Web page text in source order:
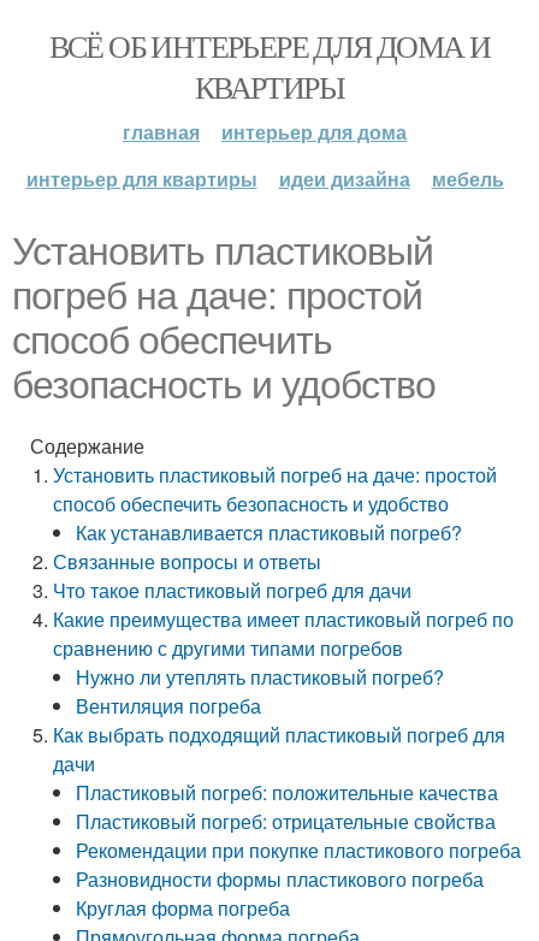
ВСЁ ОБ ИНТЕРЬЕРЕ ДЛЯ ДОМА И
КВАРТИРЫ
главная
интерьер для дома
интерьер для квартиры
идеи дизайна мебель
Установить пластиковый
погреб на даче: простой
способ обеспечить
безопасность и удобство
Содержание
Установить пластиковый погреб на даче: простой
способ обеспечить безопасность и удобство
Как устанавливается пластиковый погреб?
Связанные вопросы и ответы
Что такое пластиковый погреб для дачи
Какие преимущества имеет пластиковый погреб по
сравнению с другими типами погребов
Нужно ли утеплять пластиковый погреб?
Вентиляция погреба
Как выбрать подходящий пластиковый погреб для
дачи
Пластиковый погреб: положительные качества
Пластиковый погреб: отрицательные свойства
Рекомендации при покупке пластикового погреба
Разновидности формы пластикового погреба
Круглая форма погреба